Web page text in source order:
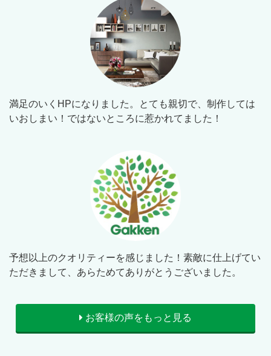
満足のいくHPになりました。とても親切で、制作しては
いおしまい！ではないところに惹かれてました！
予想以上のクオリティーを感じました！素敵に仕上げてい
ただきまして、あらためてありがとうございました。
お客様の声をもっと見る